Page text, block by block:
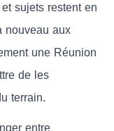
sujets restent en
nouveau aux
une Réunion
de les
terrain.
entre